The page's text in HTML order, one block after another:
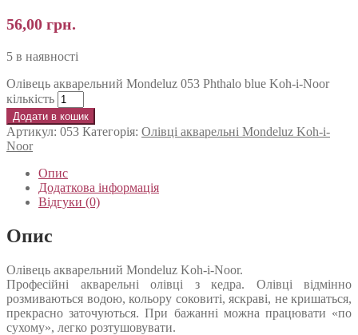
56,00 грн.
5 в наявності
Олівець акварельний Mondeluz 053 Phthalo blue Koh-i-Noor
кількість
Додати в кошик
Артикул: 053 Категорія: Олівці акварельні Mondeluz Koh-i-
Noor
Опис
Додаткова інформація
Відгуки (0)
Опис
Олівець акварельний Mondeluz Koh-i-Noor.
Професійні акварельні олівці з кедра. Олівці відмінно
розмиваються водою, кольору соковиті, яскраві, не кришаться,
прекрасно заточуються. При бажанні можна працювати «по
сухому», легко розтушовувати.